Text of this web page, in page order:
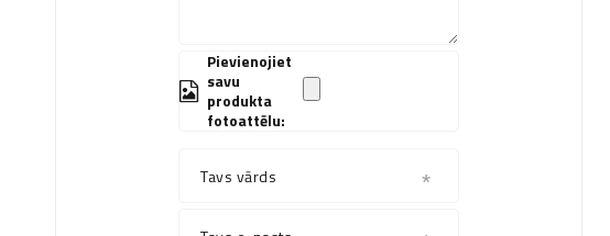
Pievienojiet
savu
produkta
fotoattēlu:
Tavs vārds